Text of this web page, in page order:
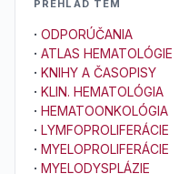
PREHLAD TÉM
· ODPORÚČANIA
· ATLAS HEMATOLÓGIE
· KNIHY A ČASOPISY
· KLIN. HEMATOLÓGIA
· HEMATOONKOLÓGIA
· LYMFOPROLIFERÁCIE
· MYELOPROLIFERÁCIE
· MYELODYSPLÁZIE